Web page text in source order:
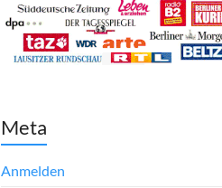
Meta
Anmelden